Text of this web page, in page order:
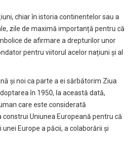
chiar în istoria continentelor sau a
zile de maximă importanță pentru că
de afirmare a drepturilor unor
pentru viitorul acelor națiuni și al
și noi ca parte a ei sărbătorim Ziua
în 1950, la această dată,
care este considerată
Uniunea Europeană pentru că
Europe a păcii, a colaborării și